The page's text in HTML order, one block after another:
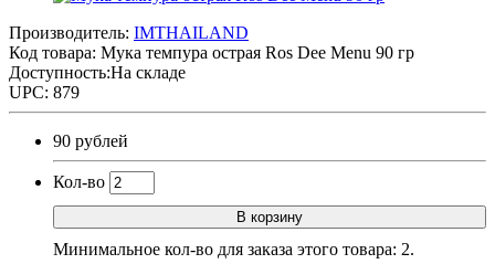
Производитель: IMTHAILAND
Код товара: Мука темпура острая Ros Dee Menu 90 гр
Доступность:На складе
UPC: 879
90 рублей
Кол-во
В корзину
Минимальное кол-во для заказа этого товара: 2.